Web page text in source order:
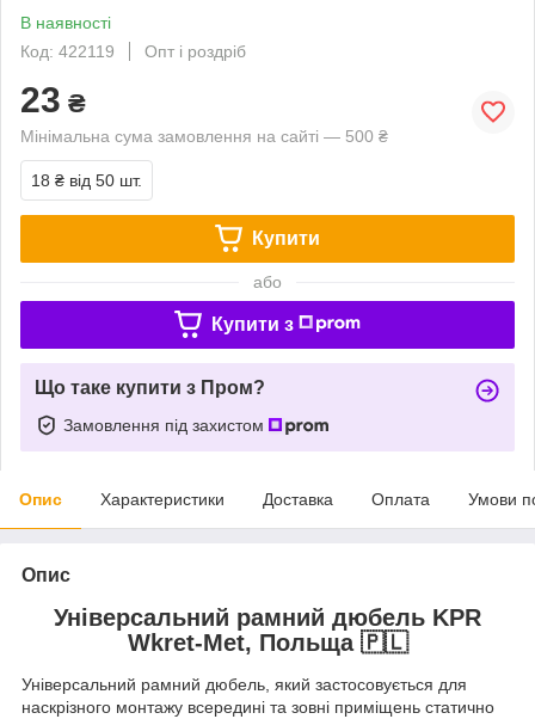
В наявності
Код: 422119
Опт і роздріб
23 ₴
Мінімальна сума замовлення на сайті — 500 ₴
18 ₴ від 50 шт.
Купити
або
Купити з
Що таке купити з Пром?
Замовлення під захистом
Опис Характеристики Доставка Оплата Умови
Опис
Універсальний рамний дюбель KPR
Wkret-Met, Польща 🇵🇱
Універсальний рамний дюбель, який застосовується для
наскрізного монтажу всередині та зовні приміщень статично